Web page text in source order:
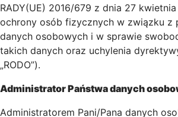
RADY(UE) 2016/679 z dnia 27
ochrony osób fizycznych w związku z
danych osobowych i w sprawie
takich danych oraz uchylenia
„RODO”).
Administrator Państwa danych
Administratorem Pani/Pana danych